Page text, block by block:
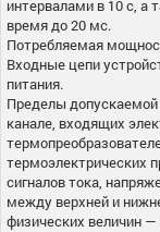
интервалами в 10 с, а
время до 20 мс.
Потребляемая
Входные цепи
питания.
Пределы
канале, входящих
термоэлектрических
сигналов тока,
между верхней и
физических величин —